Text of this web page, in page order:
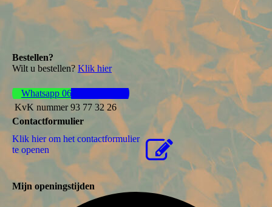
Bestellen?
Wilt u bestellen? Klik hier
Whatsapp 06 44 57 37 61
KvK nummer 93 77 32 26
Contactformulier
Klik hier om het contactformulier
te openen
Mijn openingstijden